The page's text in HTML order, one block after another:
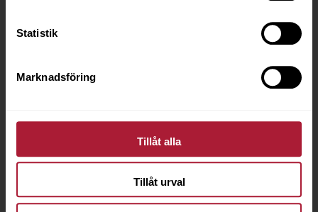
Statistik
Marknadsföring
Tillåt alla
Tillåt urval
Handla hos oss